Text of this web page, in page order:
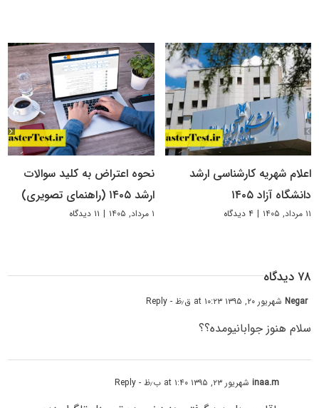
اعلام شهریه کارشناسی ارشد
دانشگاه آزاد ۱۴۰۵
۱۱ مرداد, ۱۴۰۵ | ۴ دیدگاه
نحوه اعتراض به کلید سوالات
ارشد ۱۴۰۵ (راهنمای تصویری)
۱ مرداد, ۱۴۰۵ | ۱۱ دیدگاه
۷۸ دیدگاه
Negarشهریور ۲۰, ۱۳۹۵ at ۱۰:۲۳ ق٫ظ - Reply
سلام هنوز جوابانیومده؟؟
inaa.mشهریور ۲۳, ۱۳۹۵ at ۱:۴۰ ب٫ظ - Reply